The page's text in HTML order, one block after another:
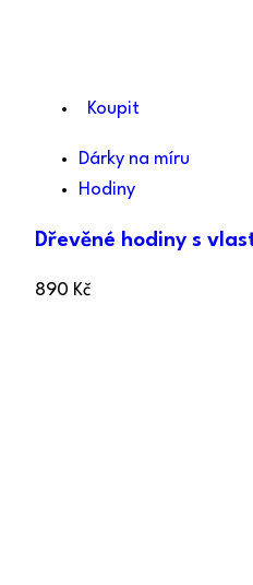
Koupit
Dárky na míru
Hodiny
Dřevěné hodiny s
890 Kč